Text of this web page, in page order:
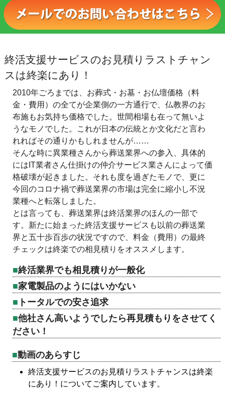
終活支援サービスのお見積りラストチャン
スは終楽にあり！
2010年ごろまでは、お葬式・お墓・お仏壇価格（料
金・費用）の全てが企業側の一方通行で、仏教界のお
布施もお気持ち価格でした。世間相場も在って無いよ
うなモノでした。これが日本の伝統とか文化だと言わ
れればその通りかもしれませんが……
そんな時に異業種さんから葬送業界への参入、具体的
にはIT業者さん仕掛けの仲介サービス業さんによって価
格破壊が起きました。それも度を過ぎたモノで、更に
今回のコロナ禍で葬送業界の市場は完全に縮小し不況
業種へと転落しました。
とは言っても、葬送業界は終活業界のほんの一部で
す。新たに始まった終活支援サービスも以前の葬送業
界と五十歩百歩の状況ですので、料金（費用）の最終
チェックは終楽での相見積りをオススメします。
終活業界でも相見積りが一般化
家電製品のようにはいかない
トータルでの安さ追求
他社さん高いようでしたら再見積もりをさせてく
ださい！
動画のあらすじ
終活支援サービスのお見積りラストチャンスは終楽
にあり！についてご案内しています。